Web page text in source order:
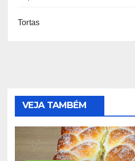
Tortas
VEJA TAMBÉM